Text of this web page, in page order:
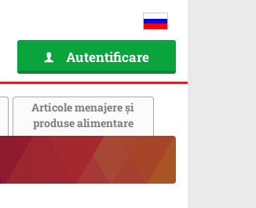
Autentificare
Articole menajere și
produse alimentare